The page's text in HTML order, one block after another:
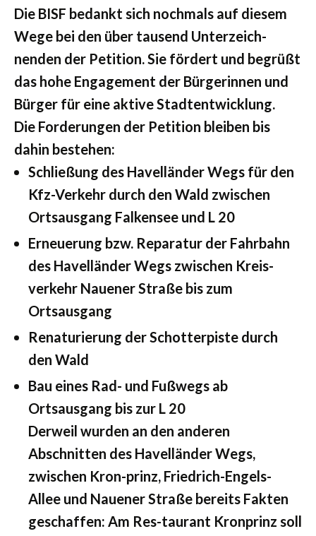
Die BISF bedankt sich nochmals auf diesem
Wege bei den über tausend Unterzeich-
nenden der Petition. Sie fördert und begrüßt
das hohe Engagement der Bürgerinnen und
Bürger für eine aktive Stadtentwicklung.
Die Forderungen der Petition bleiben bis
dahin bestehen:
Schließung des Havelländer Wegs für den
Kfz-Verkehr durch den Wald zwischen
Ortsausgang Falkensee und L 20
Erneuerung bzw. Reparatur der Fahrbahn
des Havelländer Wegs zwischen Kreis-
verkehr Nauener Straße bis zum
Ortsausgang
Renaturierung der Schotterpiste durch
den Wald
Bau eines Rad- und Fußwegs ab
Ortsausgang bis zur L 20
Derweil wurden an den anderen
Abschnitten des Havelländer Wegs,
zwischen Kron-prinz, Friedrich-Engels-
Allee und Nauener Straße bereits Fakten
geschaffen: Am Res-taurant Kronprinz soll